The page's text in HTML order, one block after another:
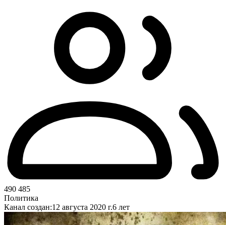
490 485
Политика
Канал создан:12 августа 2020 г.6 лет